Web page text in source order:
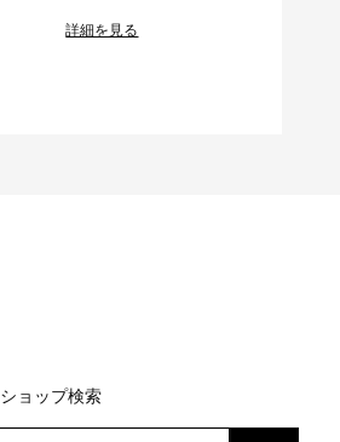
詳細を見る
ショップ検索